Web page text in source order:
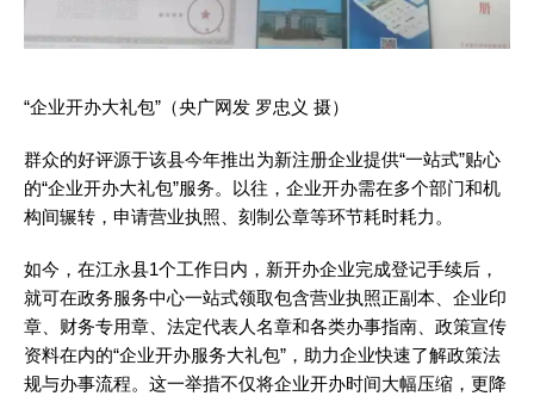
“企业开办大礼包”（央广网发 罗忠义 摄）
群众的好评源于该县今年推出为新注册企业提供“一站式”贴心
的“企业开办大礼包”服务。以往，企业开办需在多个部门和机
构间辗转，申请营业执照、刻制公章等环节耗时耗力。
如今，在江永县1个工作日内，新开办企业完成登记手续后，
就可在政务服务中心一站式领取包含营业执照正副本、企业印
章、财务专用章、法定代表人名章和各类办事指南、政策宣传
资料在内的“企业开办服务大礼包”，助力企业快速了解政策法
规与办事流程。这一举措不仅将企业开办时间大幅压缩，更降